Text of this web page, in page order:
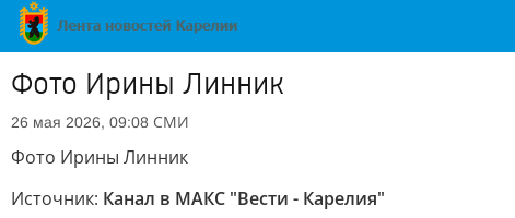
Фото Ирины Линник
26 мая 2026, 09:08 СМИ
Фото Ирины Линник
Источник: Канал в МАКС "Вести - Карелия"